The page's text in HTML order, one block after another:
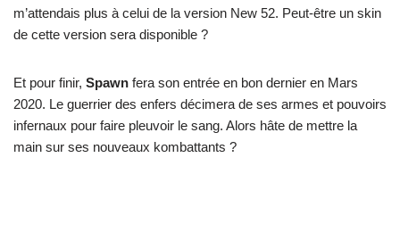
m’attendais plus à celui de la version New 52. Peut-être un skin
de cette version sera disponible ?
Et pour finir, Spawn fera son entrée en bon dernier en Mars
2020. Le guerrier des enfers décimera de ses armes et pouvoirs
infernaux pour faire pleuvoir le sang. Alors hâte de mettre la
main sur ses nouveaux kombattants ?